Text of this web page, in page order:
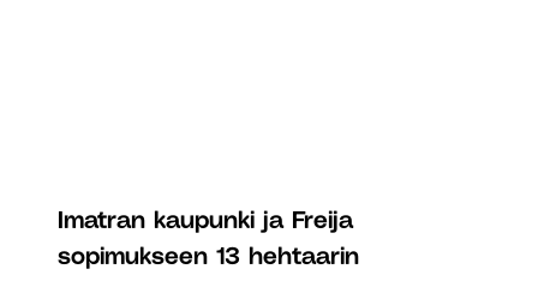
Imatran kaupunki ja Freija
sopimukseen 13 hehtaarin